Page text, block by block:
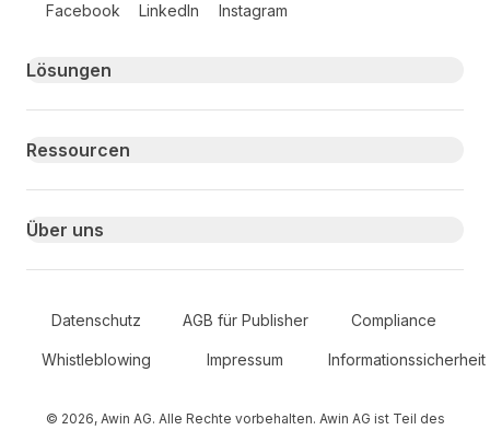
Facebook LinkedIn Instagram
Primary footer navigation
Lösungen
Ressourcen
Über uns
Secondary Footer Navigation
Datenschutz AGB für Publisher Compliance
Whistleblowing Impressum Informationssicherheit
© 2026, Awin AG. Alle Rechte vorbehalten. Awin AG ist Teil des